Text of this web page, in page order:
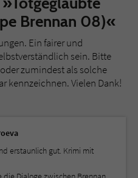
Brennan 08)«
Ein fairer und
sein. Bitte
zumindest als solche
kennzeichnen. Vielen Dank!
erstaunlich gut. Krimi mit